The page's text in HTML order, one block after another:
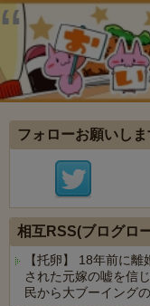
フォローお願いしま
相互RSS(ブログロ
【托卵】 18年前に
された元嫁の嘘を信
民から大ブーイング